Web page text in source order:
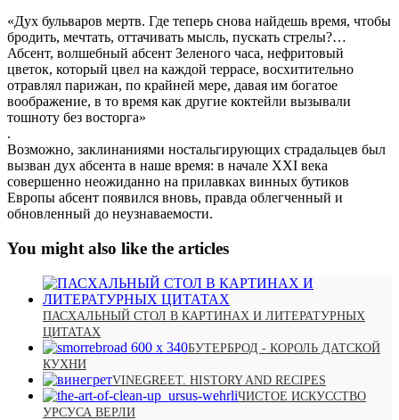
«Дух бульваров мертв. Где теперь снова найдешь время, чтобы
бродить, мечтать, оттачивать мысль, пускать стрелы?…
Абсент, волшебный абсент Зеленого часа, нефритовый
цветок, который цвел на каждой террасе, восхитительно
отравлял парижан, по крайней мере, давая им богатое
воображение, в то время как другие коктейли вызывали
тошноту без восторга»
.
Возможно, заклинаниями ностальгирующих страдальцев был
вызван дух абсента в наше время: в начале XXI века
совершенно неожиданно на прилавках винных бутиков
Европы абсент появился вновь, правда облегченный и
обновленный до неузнаваемости.
You might also like the articles
ПАСХАЛЬНЫЙ СТОЛ В КАРТИНАХ И ЛИТЕРАТУРНЫХ
ЦИТАТАХ
БУТЕРБРОД - КОРОЛЬ ДАТСКОЙ
КУХНИ
VINEGREET. HISTORY AND RECIPES
ЧИСТОЕ ИСКУССТВО
УРСУСА ВЕРЛИ